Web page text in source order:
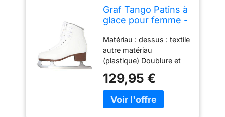
Graf Tango Patins à
glace pour femme -
Matériau : dessus : textile
autre matériau
(plastique) Doublure et
matériau (plastique)
Semelle extérieure : autre
matériau (plastique)
129,95 €